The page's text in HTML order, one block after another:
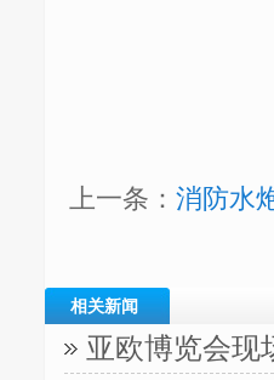
上一条： 消防水
相关新闻
亚欧博览会现